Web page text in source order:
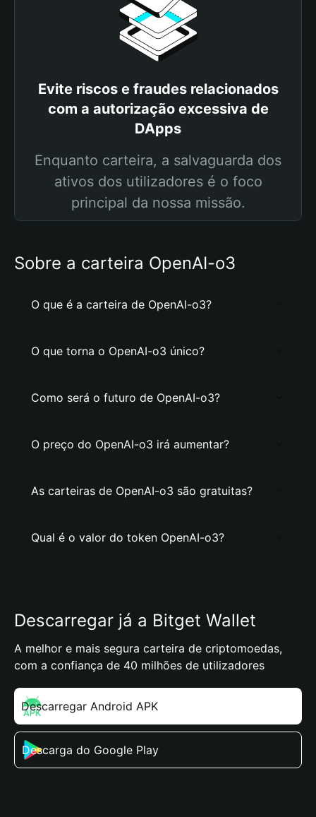
Evite riscos e fraudes relacionados
com a autorização excessiva de
DApps
Enquanto carteira, a salvaguarda dos
ativos dos utilizadores é o foco
principal da nossa missão.
Sobre a carteira OpenAI-o3
O que é a carteira de OpenAI-o3?
O que torna o OpenAI-o3 único?
Como será o futuro de OpenAI-o3?
O preço do OpenAI-o3 irá aumentar?
As carteiras de OpenAI-o3 são gratuitas?
Qual é o valor do token OpenAI-o3?
Descarregar já a Bitget Wallet
A melhor e mais segura carteira de criptomoedas,
com a confiança de 40 milhões de utilizadores
Descarregar Android APK
Descarga do Google Play